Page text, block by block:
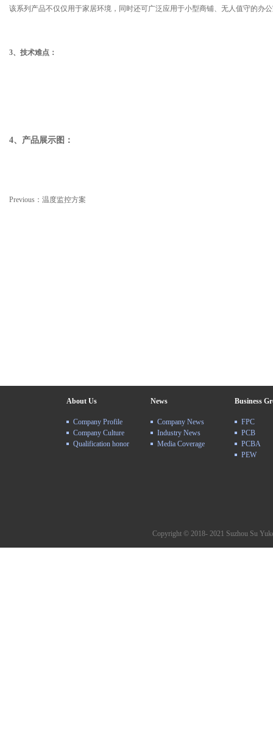
该系列产品不仅仅用于家居环境，同时还可广泛应用于小型商铺、无人值守的办
3、技术难点：
4、产品展示图：
Previous： 温度监控方案
About Us
Company Profile
Company Culture
Qualification honor
News
Company News
Industry News
Media Coverage
Business
FPC
PCB
PCBA
PEW
Copyright © 2018- 2021 Suzhou Su